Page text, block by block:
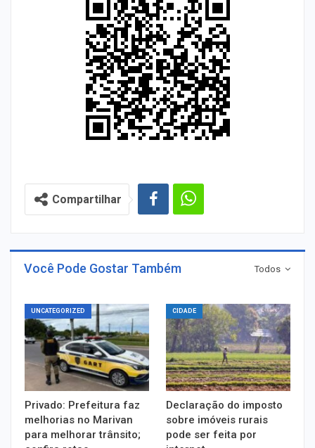
Compartilhar
Todos
Você Pode Gostar Também
UNCATEGORIZED
Privado: Prefeitura faz
melhorias no Marivan
para melhorar trânsito;
CIDADE
Declaração do imposto
sobre imóveis rurais
pode ser feita por